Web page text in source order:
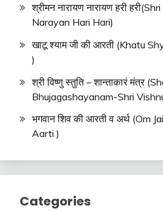
श्रीमन नारायण नारायण हरी
Narayan Hari Hari)
खाटू श्याम जी की आरती (Khatu
)
श्री विष्णु स्तुति – शान्ताकारं मंत्र
Bhujagashayanam-Shri
भगवान शिव की आरती व अर्थ (Om
Aarti )
Categories